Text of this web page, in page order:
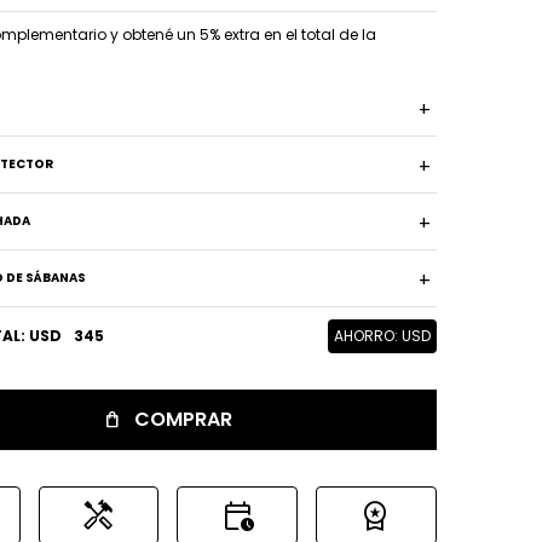
y obtené un 5% extra en el total de la
SÁBANAS
USD 345 AHORRO: USD
COMPRAR
handyman calendar_clock workspace_premium